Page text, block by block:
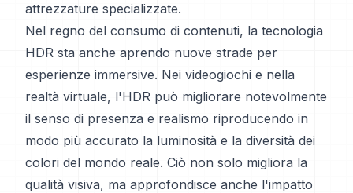
attrezzature specializzate.
Nel regno del consumo di contenuti, la tecnologia
HDR sta anche aprendo nuove strade per
esperienze immersive. Nei videogiochi e nella
realtà virtuale, l'HDR può migliorare notevolmente
il senso di presenza e realismo riproducendo in
modo più accurato la luminosità e la diversità dei
colori del mondo reale. Ciò non solo migliora la
qualità visiva, ma approfondisce anche l'impatto